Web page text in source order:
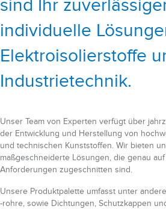
sind Ihr
individuelle
Elektroisolierstoffe
Industrietechnik.
Unser Team von Experten verfügt über
der Entwicklung und Herstellung von
und technischen Kunststoffen. Wir bieten
maßgeschneiderte Lösungen, die genau
Anforderungen zugeschnitten sind.
Unsere Produktpalette umfasst unter
-rohre, sowie Dichtungen, Schutzkappen